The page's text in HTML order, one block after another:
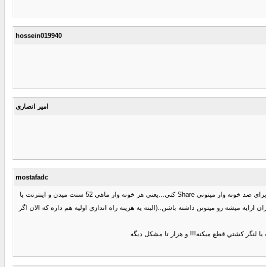
hossein019940
امیر انصاری
mostafadc
امروز يه خبر خوندم كه تو ژاپن, اينترنت خانگي با سرعت 2 گيگابيت در ثانيه ميدن..با ماهي حدود 52 دلار...يعني شما يه همچين اينترنتي كه بگيري, براي صد خونه وار ميتوني Share كني...يعني هر خونه وار ماهي 52 سنت ميدن و اينترنت با
تر از سريع ترين اينترنتي كه در ايران ارايه ميشه رو ميتونن داشته باشن..(البته يه هزينه راه اندازي اوليه هم داره كه الان اگر
لنگر كشتي قطع ميكنه!!! و هزار تا مشكل ديگه